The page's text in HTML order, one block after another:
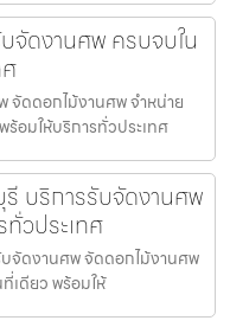
ดงานศพ ครบจบใน
ดดอกไม้งานศพ จำหน่าย
อมให้บริการทั่วประเทศ
บริการรับจัดงานศพ
วประเทศ
จัดงานศพ จัดดอกไม้งานศพ
เดียว พร้อมให้